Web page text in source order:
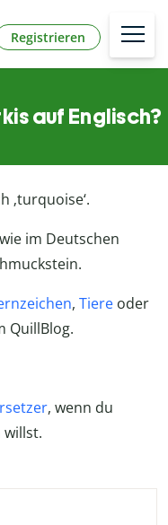
Registrieren
auf Englisch?
‚turquoise‘.
im Deutschen
, Tiere oder
QuillBlog.
, wenn du
willst.